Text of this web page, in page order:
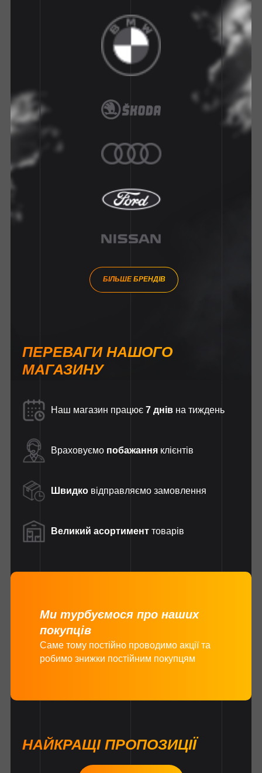
БІЛЬШЕ БРЕНДІВ
ПЕРЕВАГИ НАШОГО
МАГАЗИНУ
Наш магазин працює 7 днів на тиждень
Враховуємо побажання клієнтів
Швидко відправляємо замовлення
Великий асортимент товарів
Ми турбуємося про наших
покупців
Саме тому постійно проводимо акції та
робимо знижки постійним покупцям
НАЙКРАЩІ ПРОПОЗИЦІЇ